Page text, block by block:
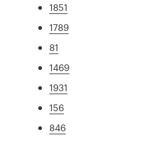
1851
1789
81
1469
1931
156
846